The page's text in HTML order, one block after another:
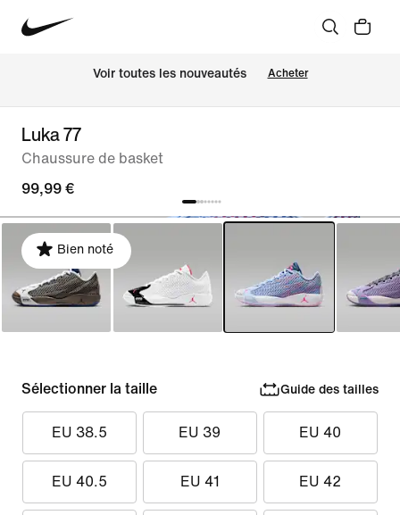
Voir toutes les nouveautés Acheter
Luka 77
Chaussure de basket
99,99 €
Bien noté
Sélectionner la taille Guide des tailles
EU 38.5 EU 39 EU 40
EU 40.5 EU 41 EU 42